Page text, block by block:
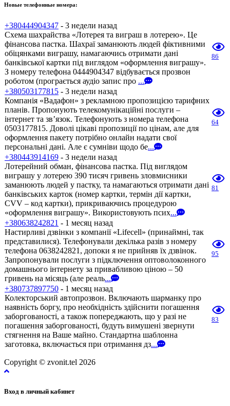
Новые телефонные номера:
+380444904347 - 3 недели назад
Схема шахрайства «Лотерея та виграш в лотерею». Це
фінансова пастка. Шахраї заманюють людей фіктивними
обіцянками виграшу, намагаючись отримати дані
банківської картки під виглядом «оформлення виграшу».
З номеру телефона 0444904347 відбувається прозвон
роботом (програється аудіо запис про ...
86
+380503177815 - 3 недели назад
Компанія «Вадафон» з рекламною пропозицією тарифних
планів. Пропонують телекомунікаційні послуги –
інтернет та зв’язок. Телефонують з номера телефона
0503177815. Доволі цікаві пропозиції по цінам, але для
оформлення пакету потрібно онлайн надати свої
персональні дані. Але є сумніви щодо бе...
64
+380443914169 - 3 недели назад
Лотерейний обман, фінансова пастка. Під виглядом
виграшу у лотерею 390 тисяч гривень зловмисники
заманюють людей у пастку, та намагаються отримати дані
банківських карток (номер картки, термін дії картки,
CVV – код картки), прикриваючись процедурою
«оформлення виграшу». Використовують псих...
81
+380638242821 - 1 месяц назад
Настирливі дзвінки з компанії «Lifecell» (принаймні, так
представилися). Телефонували декілька разів з номеру
телефона 0638242821, допоки я не прийняв їх дзвінок.
Запропонували послуги з підключення оптоволоконного
домашнього інтернету за привабливою ціною – 50
гривень на місяць (але реаль...
95
+380737897750 - 1 месяц назад
Колекторський автопрозвон. Включають шарманку про
наявність боргу, про необхідність здійснити погашення
заборгованості, а також попереджають, що у разі не
погашення заборгованості, будуть вимушені звернути
стягнення на Ваше майно. Стандартна шаблонна
заготовка, включається при отримання дз...
83
Copyright © zvonit.tel 2026
Вход в личный кабинет